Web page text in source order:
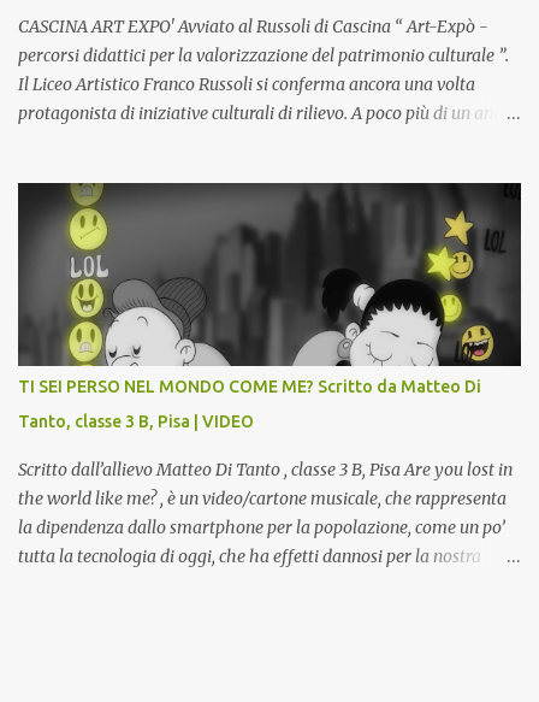
sdoppiamento del soggetto come spesso a...
CASCINA ART EXPO' Avviato al Russoli di Cascina “ Art-Expò -
percorsi didattici per la valorizzazione del patrimonio culturale ”.
Il Liceo Artistico Franco Russoli si conferma ancora una volta
protagonista di iniziative culturali di rilievo. A poco più di un anno
valorizzazione del patrimonio storico artistico dell’ex Istituto
d’Arte, finanziato dal Miur a valere sui Bandi PON, che trasformerà
la Gipsoteca in un laboratorio didattico.Venti ragazzi del Liceo
potranno studiare e riscoprire: i Gessi storici dell’ex-Istituto d’Arte,
attualmente musealizzati nella Gipsoteca della Biblioteca
Comunale "Peppino Impastato" di Cascina. Quadri, disegni,
progetti di arredamento e di mobili, intarsi ed intagli lignei
da allievi e studenti dell’Istituto d’Arte durante il...
TI SEI PERSO NEL MONDO COME ME? Scritto da Matteo Di
Tanto, classe 3 B, Pisa | VIDEO
Scritto dall’allievo Matteo Di Tanto , classe 3 B, Pisa Are you lost in
the world like me? , è un video/cartone musicale, che rappresenta
la dipendenza dallo smartphone per la popolazione, come un po’
tutta la tecnologia di oggi, che ha effetti dannosi per la nostra